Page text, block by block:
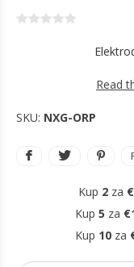
Read
SKU: NXG-ORP
Kup 2za
Kup 5 za
Kup 10za